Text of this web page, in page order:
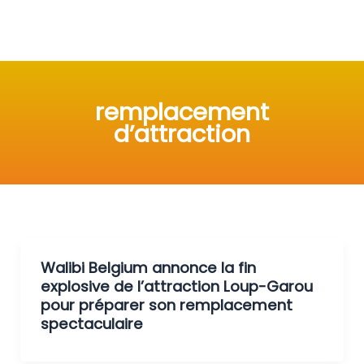
remplacement
d’attraction
Walibi Belgium annonce la fin
explosive de l’attraction Loup-Garou
pour préparer son remplacement
spectaculaire